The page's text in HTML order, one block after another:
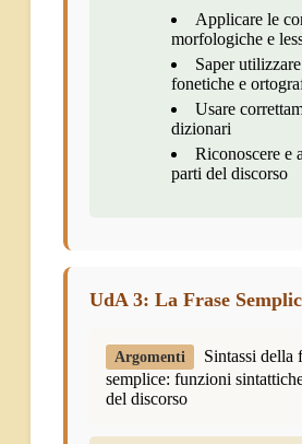
Applicare le
morfologiche e
Saper
fonetiche e
Usare
dizionari
Riconoscere e
parti del discorso
UdA 3: La Frase
Argomenti
Sintassi della
semplice: funzioni
del discorso